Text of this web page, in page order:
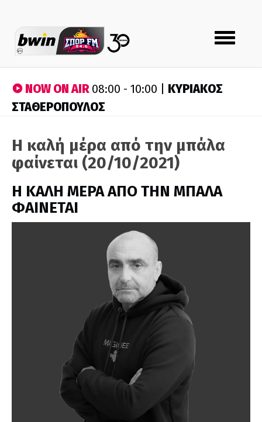
Toggle
navigation
NOW ON AIR08:00 - 10:00 | ΚΥΡΙΑΚΟΣ
ΣΤΑΘΕΡΟΠΟΥΛΟΣ
Η καλή μέρα από την μπάλα
φαίνεται (20/10/2021)
H ΚΑΛΗ ΜΕΡΑ ΑΠΟ ΤΗΝ ΜΠΑΛΑ
ΦΑΙΝΕΤΑΙ